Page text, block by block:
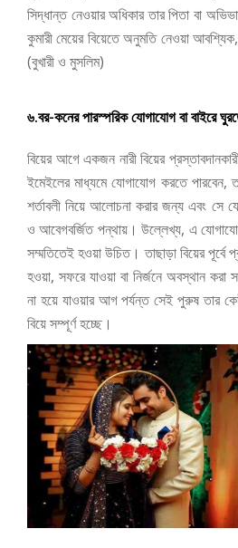
সিদ্ধান্ত নেওয়ার অধিকার তার পিতা বা
কুমারী মেয়ের বিয়েতে অনুমতি নেওয়া
(বুখারী ও মুসলিম)
৬.বর-কনের পারস্পরিক যোগাযোগ বা বাইরে
বিয়ের আগে একজন নারী বিয়ের
ইমেইলের মাধ্যমে যোগাযোগ করতে পারবেন,
শর্তাবলী নিয়ে আলোচনা করার জন্য এবং সে
ও আবেগবর্জিত পন্থায়। উল্লেখ্য, এ
সম্মতিতেই হওয়া উচিত। তাছাড়া বিয়ের পূর্বে
হওয়া, সফরে যাওয়া বা নির্জনে অবস্থান করা
না হয়ে যাওয়ার আগ পর্যন্ত সেই পুরুষ তার
বিয়ে সম্পূর্ণ হচ্ছে।